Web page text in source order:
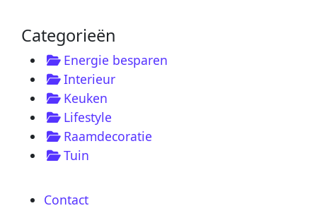
Categorieën
Energie besparen
Interieur
Keuken
Lifestyle
Raamdecoratie
Tuin
Contact